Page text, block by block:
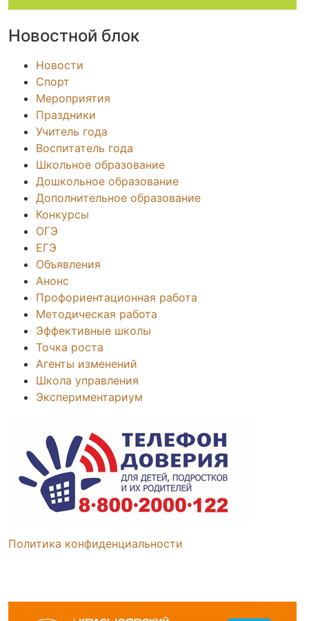
Новостной блок
Новости
Спорт
Мероприятия
Праздники
Учитель года
Воспитатель года
Школьное образование
Дошкольное образование
Дополнительное образование
Конкурсы
ОГЭ
ЕГЭ
Объявления
Анонс
Профориентационная работа
Методическая работа
Эффективные школы
Точка роста
Агенты изменений
Школа управления
Экспериментариум
Политика конфиденциальности